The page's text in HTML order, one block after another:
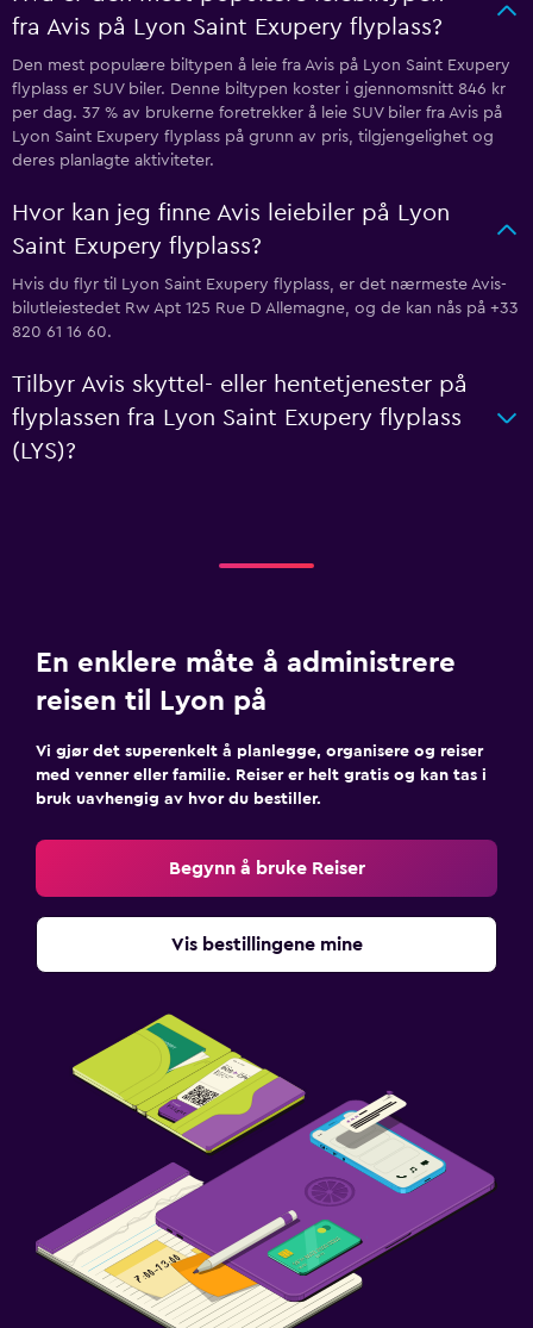
fra Avis på Lyon Saint Exupery flyplass?
Den mest populære biltypen å leie fra Avis på Lyon Saint Exupery
flyplass er SUV biler. Denne biltypen koster i gjennomsnitt 846 kr
per dag. 37 % av brukerne foretrekker å leie SUV biler fra Avis på
Lyon Saint Exupery flyplass på grunn av pris, tilgjengelighet og
deres planlagte aktiviteter.
Hvor kan jeg finne Avis leiebiler på Lyon
Saint Exupery flyplass?
Hvis du flyr til Lyon Saint Exupery flyplass, er det nærmeste Avis-
bilutleiestedet Rw Apt 125 Rue D Allemagne, og de kan nås på +33
820 61 16 60.
Tilbyr Avis skyttel- eller hentetjenester på
flyplassen fra Lyon Saint Exupery flyplass
(LYS)?
En enklere måte å administrere
reisen til Lyon på
Vi gjør det superenkelt å planlegge, organisere og reiser
med venner eller familie. Reiser er helt gratis og kan tas i
bruk uavhengig av hvor du bestiller.
Begynn å bruke Reiser
Vis bestillingene mine